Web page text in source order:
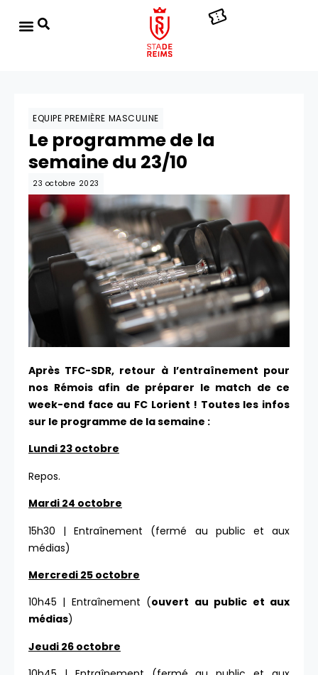
EQUIPE PREMIÈRE MASCULINE
Le programme de la
semaine du 23/10
23 octobre 2023
Après TFC-SDR, retour à l’entraînement pour
nos Rémois afin de préparer le match de ce
week-end face au FC Lorient ! Toutes les infos
sur le programme de la semaine :
Lundi 23 octobre
Repos.
Mardi 24 octobre
15h30 | Entraînement (fermé au public et aux
médias)
Mercredi 25 octobre
10h45 | Entraînement (ouvert au public et aux
médias)
Jeudi 26 octobre